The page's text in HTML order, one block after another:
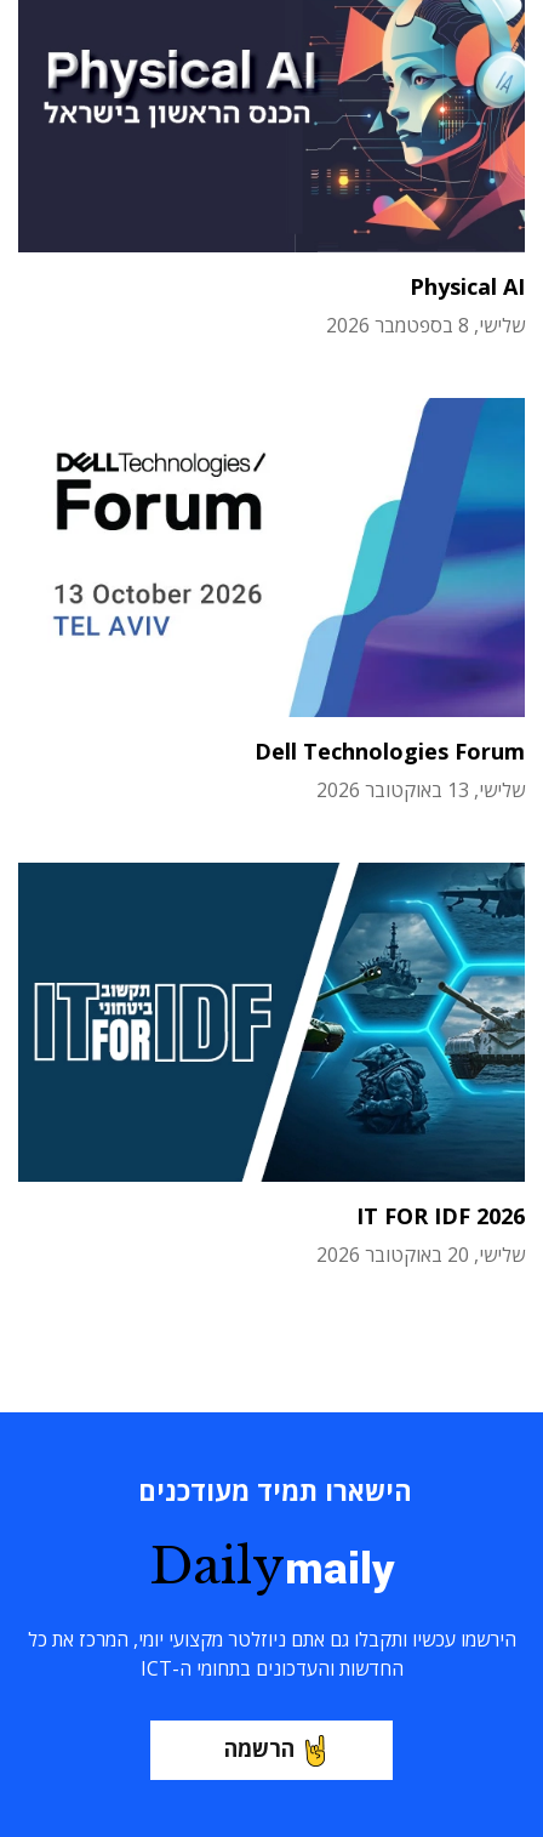
Physical AI
שלישי, 8 בספטמבר 2026
Dell Technologies Forum
שלישי, 13 באוקטובר 2026
IT FOR IDF 2026
שלישי, 20 באוקטובר 2026
הישארו תמיד מעודכנים
Dailymaily
הירשמו עכשיו ותקבלו גם אתם ניוזלטר מקצועי יומי, המרכז את כל
החדשות והעדכונים בתחומי ה-ICT
הרשמה